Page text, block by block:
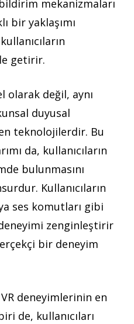
mekanizmaları
bir yaklaşımı
getirir.
olarak değil, aynı
duyusal
teknolojilerdir. Bu
da, kullanıcıların
bulunmasını
Kullanıcıların
ses komutları gibi
zenginleştirir
bir deneyim
VR deneyimlerinin en
de, kullanıcıları